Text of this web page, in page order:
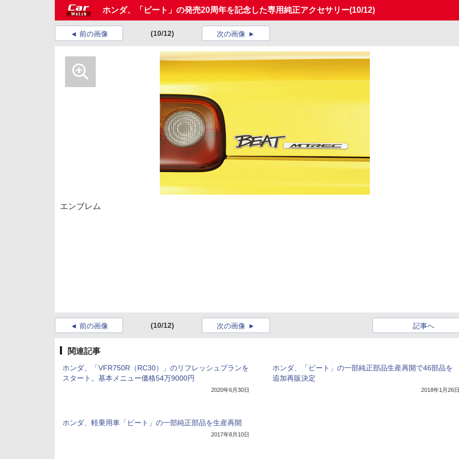
ホンダ、「ビート」の発売20周年を記念した専用純正アクセサリー(10/12)
前の画像 (10/12) 次の画像
エンブレム
前の画像 (10/12) 記事へ
次の画像
関連記事
ホンダ、「VFR750R（RC30）」のリフレッシュプランを
スタート。基本メニュー価格54万9000円
2020年6月30日
ホンダ、「ビート」の一部純正部品生産再開で46部品を
追加再販決定
2018年1月26日
ホンダ、軽乗用車「ビート」の一部純正部品を生産再開
2017年8月10日